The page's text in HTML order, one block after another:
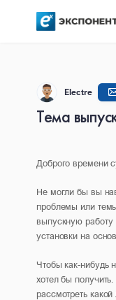
Electre
Тема
Доброго времени
Не могли бы вы
проблемы или
выпускную
установки на
Чтобы как-нибудь
хотел бы
рассмотреть